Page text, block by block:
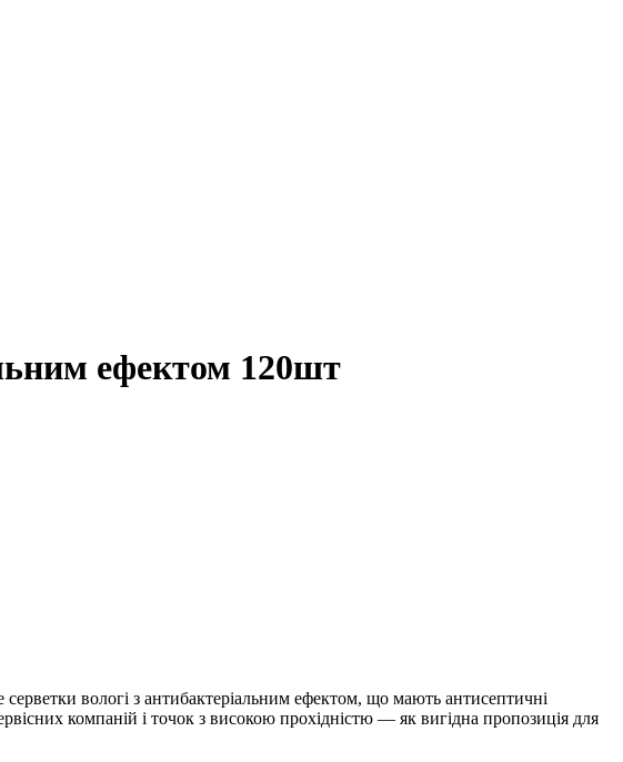
ефектом 120шт
вологі з антибактеріальним ефектом, що мають антисептичні
компаній і точок з високою прохідністю — як вигідна пропозиція для